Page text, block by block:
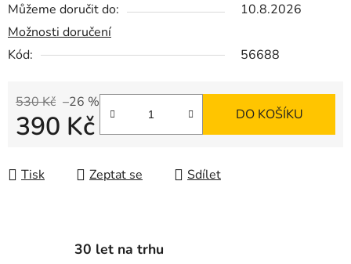
Můžeme doručit do:
10.8.2026
Možnosti doručení
Kód:
56688
530 Kč –26 %
390 Kč DO KOŠÍKU
Tisk Zeptat se Sdílet
30 let na trhu